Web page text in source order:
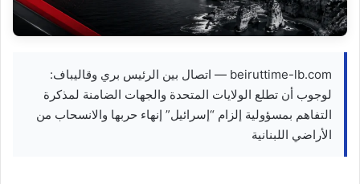
beiruttime-lb.com — اتصال بين الرئيس بري وقاليباف:
لوجوب أن تطلع الولايات المتحدة والجهات الضامنة لمذكرة
التفاهم بمسؤولية إلزام “إسرائيل” إنهاء حربها والانسحاب من
الأراضي اللبنانية